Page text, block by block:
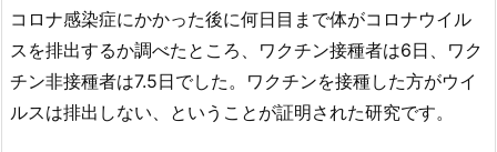
コロナ感染症にかかった後に何日目まで体がコロナウイル
スを排出するか調べたところ、ワクチン接種者は6日、ワク
チン非接種者は7.5日でした。ワクチンを接種した方がウイ
ルスは排出しない、ということが証明された研究です。